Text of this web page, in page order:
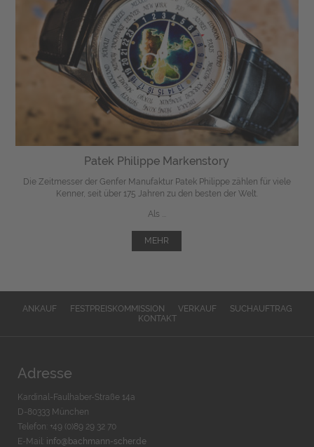
Patek Philippe Markenstory
Die Zeitmesser der Genfer Manufaktur Patek Philippe zählen für viele
Kenner, seit über 175 Jahren zu den besten der Welt.
Als ...
MEHR
ANKAUF FESTPREISKOMMISSION VERKAUF
SUCHAUFTRAG
KONTAKT
Adresse
Kardinal-Faulhaber-Straße 14a
D-80333 München
Telefon: +49 (0)89 29 32 70
E-Mail: info@bachmann-scher.de